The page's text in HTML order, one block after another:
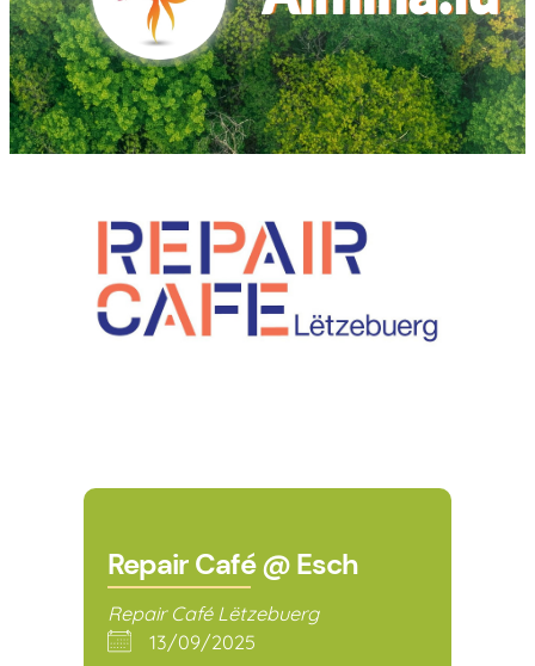
Repair Café @ Esch
Repair Café Lëtzebuerg
13/09/2025